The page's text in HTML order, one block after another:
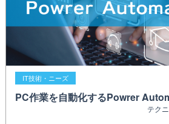
IT技術・ニーズ
PC作業を自動化するPowrer
テク